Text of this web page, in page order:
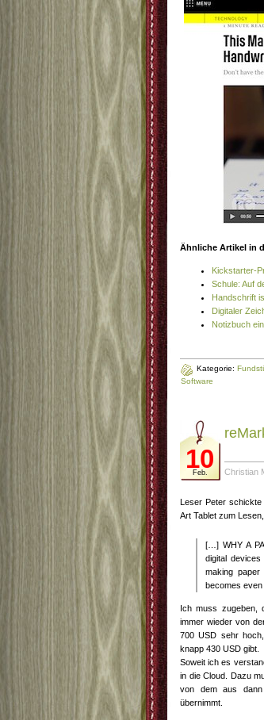
Ähnliche Artikel in
Kickstarter-
Schule: Auf
Handschrift
Digitaler
Notizbuch
Kategorie:
Software
10
Feb. Christian
Leser Peter
Art Tablet zum
[…] WHY A
digital devices
making paper
becomes
Ich muss zugeben,
immer wieder von
700 USD sehr
knapp 430 USD gibt.
Soweit ich es
in die Cloud. Dazu
von dem aus dann
übernimmt.